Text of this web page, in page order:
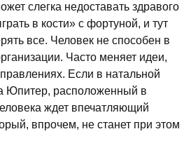
слегка недоставать здравого
в кости» с фортуной, и тут
все. Человек не способен в
Часто меняет идеи,
Если в натальной
Юпитер, расположенный в
ждет впечатляющий
впрочем, не станет при этом